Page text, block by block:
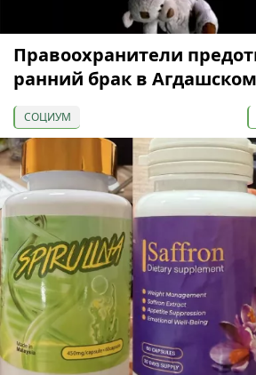
Правоохранители
ранний брак в
СОЦИУМ